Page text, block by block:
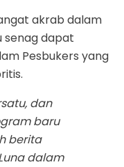
akrab dalam
senag dapat
Pesbukers yang
dan
baru
berita
dalam